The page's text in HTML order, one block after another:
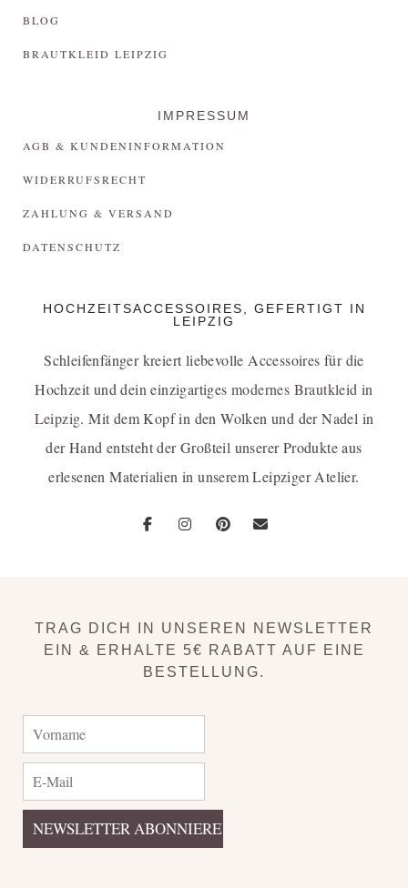
BLOG
BRAUTKLEID LEIPZIG
IMPRESSUM
AGB & KUNDENINFORMATION
WIDERRUFSRECHT
ZAHLUNG & VERSAND
DATENSCHUTZ
HOCHZEITSACCESSOIRES, GEFERTIGT IN
LEIPZIG
Schleifenfänger kreiert liebevolle Accessoires für die
Hochzeit und dein einzigartiges modernes Brautkleid in
Leipzig. Mit dem Kopf in den Wolken und der Nadel in
der Hand entsteht der Großteil unserer Produkte aus
erlesenen Materialien in unserem Leipziger Atelier.
TRAG DICH IN UNSEREN NEWSLETTER
EIN & ERHALTE 5€ RABATT AUF EINE
BESTELLUNG.